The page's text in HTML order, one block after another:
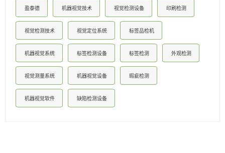
盈泰德 机器视觉技术 视觉检测设备 印刷检测
视觉检测技术 视觉定位系统 标签品检机
机器视觉系统 标签检测设备 标签检测 外观检测
视觉测量系统 机器视觉设备 瑕疵检测
机器视觉软件 缺陷检测设备